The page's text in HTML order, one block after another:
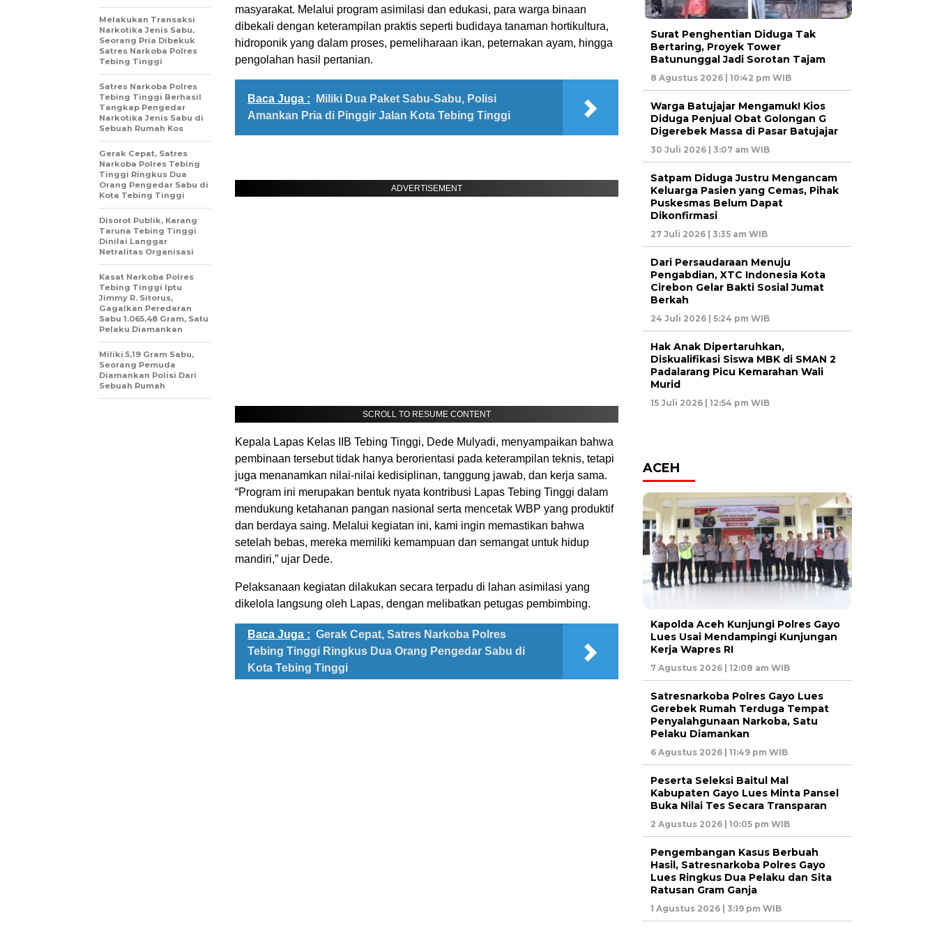
masyarakat. Melalui program asimilasi dan edukasi, para warga binaan
dibekali dengan keterampilan praktis seperti budidaya tanaman hortikultura,
hidroponik yang dalam proses, pemeliharaan ikan, peternakan ayam, hingga
pengolahan hasil pertanian.
Baca Juga :
Miliki Dua Paket Sabu-Sabu, Polisi
Amankan Pria di Pinggir Jalan Kota Tebing Tinggi
ADVERTISEMENT
SCROLL TO RESUME CONTENT
Kepala Lapas Kelas IIB Tebing Tinggi, Dede Mulyadi, menyampaikan bahwa
pembinaan tersebut tidak hanya berorientasi pada keterampilan teknis, tetapi
juga menanamkan nilai-nilai kedisiplinan, tanggung jawab, dan kerja sama.
“Program ini merupakan bentuk nyata kontribusi Lapas Tebing Tinggi dalam
mendukung ketahanan pangan nasional serta mencetak WBP yang produktif
dan berdaya saing. Melalui kegiatan ini, kami ingin memastikan bahwa
setelah bebas, mereka memiliki kemampuan dan semangat untuk hidup
mandiri,” ujar Dede.
Pelaksanaan kegiatan dilakukan secara terpadu di lahan asimilasi yang
dikelola langsung oleh Lapas, dengan melibatkan petugas pembimbing.
Baca Juga : Gerak Cepat, Satres Narkoba Polres
Tebing Tinggi Ringkus Dua Orang Pengedar Sabu di
Kota Tebing Tinggi
Melakukan Transaksi
Narkotika Jenis Sabu,
Seorang Pria Dibekuk
Satres Narkoba Polres
Tebing Tinggi
Satres Narkoba Polres
Tebing Tinggi Berhasil
Tangkap Pengedar
Narkotika Jenis Sabu di
Sebuah Rumah Kos
Gerak Cepat, Satres
Narkoba Polres Tebing
Tinggi Ringkus Dua
Orang Pengedar Sabu di
Kota Tebing Tinggi
Disorot Publik, Karang
Taruna Tebing Tinggi
Dinilai Langgar
Netralitas Organisasi
Kasat Narkoba Polres
Tebing Tinggi Iptu
Jimmy R. Sitorus,
Gagalkan Peredaran
Sabu 1.065,48 Gram, Satu
Pelaku Diamankan
Miliki 5,19 Gram Sabu,
Seorang Pemuda
Diamankan Polisi Dari
Sebuah Rumah
Surat Penghentian Diduga Tak
Bertaring, Proyek Tower
Batununggal Jadi Sorotan Tajam
8 Agustus 2026 | 10:42 pm WIB
Warga Batujajar Mengamuk! Kios
Diduga Penjual Obat Golongan G
Digerebek Massa di Pasar Batujajar
30 Juli 2026 | 3:07 am WIB
Satpam Diduga Justru Mengancam
Keluarga Pasien yang Cemas, Pihak
Puskesmas Belum Dapat
Dikonfirmasi
27 Juli 2026 | 3:35 am WIB
Dari Persaudaraan Menuju
Pengabdian, XTC Indonesia Kota
Cirebon Gelar Bakti Sosial Jumat
Berkah
24 Juli 2026 | 5:24 pm WIB
Hak Anak Dipertaruhkan,
Diskualifikasi Siswa MBK di SMAN 2
Padalarang Picu Kemarahan Wali
Murid
15 Juli 2026 | 12:54 pm WIB
ACEH
Kapolda Aceh Kunjungi Polres Gayo
Lues Usai Mendampingi Kunjungan
Kerja Wapres RI
7 Agustus 2026 | 12:08 am WIB
Satresnarkoba Polres Gayo Lues
Gerebek Rumah Terduga Tempat
Penyalahgunaan Narkoba, Satu
Pelaku Diamankan
6 Agustus 2026 | 11:49 pm WIB
Peserta Seleksi Baitul Mal
Kabupaten Gayo Lues Minta Pansel
Buka Nilai Tes Secara Transparan
2 Agustus 2026 | 10:05 pm WIB
Pengembangan Kasus Berbuah
Hasil, Satresnarkoba Polres Gayo
Lues Ringkus Dua Pelaku dan Sita
Ratusan Gram Ganja
1 Agustus 2026 | 3:19 pm WIB